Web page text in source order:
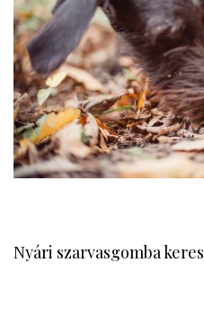
Nyári szarvasgomba